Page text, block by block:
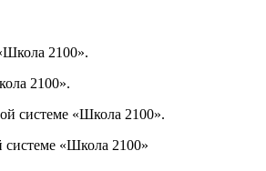
2100».
2100».
системе «Школа 2100».
системе «Школа 2100»